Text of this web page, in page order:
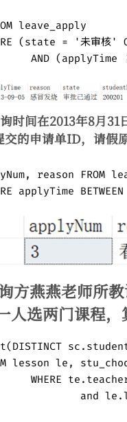
leave_apply
AND (applyTime
时间在2013年8月31
交的申请单ID，请假
reason FROM
applyTime
方燕燕老师所
人选两门课程，
and